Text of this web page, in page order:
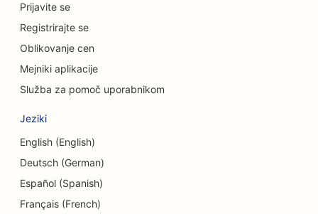
SEO za kraniofacialne kirurge
SEO za kreditne zadruge
SEO za trgovine s torticami
SEO za vrtce
SEO za storitve dolžniškega svetovanja
SEO za zobozdravstvene klinike
Prijavite se
Registrirajte se
Oblikovanje cen
Mejniki aplikacije
Služba za pomoč uporabnikom
Jeziki
English (English)
Deutsch (German)
Español (Spanish)
Français (French)